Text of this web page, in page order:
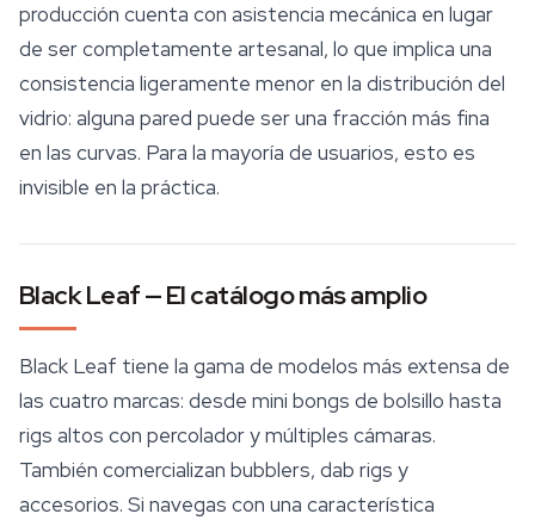
producción cuenta con asistencia mecánica en lugar
de ser completamente artesanal, lo que implica una
consistencia ligeramente menor en la distribución del
vidrio: alguna pared puede ser una fracción más fina
en las curvas. Para la mayoría de usuarios, esto es
invisible en la práctica.
Black Leaf — El catálogo más amplio
Black Leaf tiene la gama de modelos más extensa de
las cuatro marcas: desde mini bongs de bolsillo hasta
rigs altos con percolador y múltiples cámaras.
También comercializan bubblers, dab rigs y
accesorios. Si navegas con una característica